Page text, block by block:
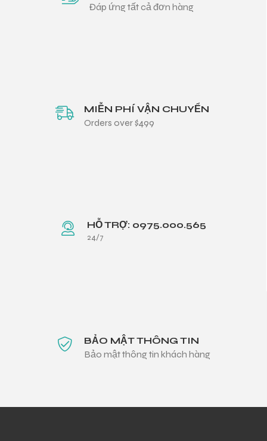
Đáp ứng tất cả đơn hàng
MIỄN PHÍ VẬN CHUYỂN
Orders over $499
HỖ TRỢ: 0975.000.565
24/7
BẢO MẬT THÔNG TIN
Bảo mật thông tin khách hàng